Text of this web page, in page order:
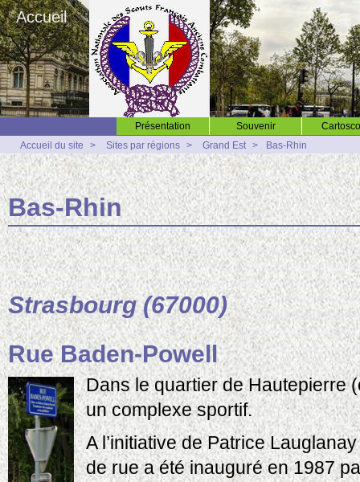
Accueil
Présentation Souvenir
Accueil du site
> Sites par régions > Grand Est > Bas-Rhin
Bas-Rhin
Strasbourg (67000)
Rue Baden-Powell
Dans le quartier de Hautepierre
un complexe sportif.
A l’initiative de Patrice
de rue a été inauguré en 1987